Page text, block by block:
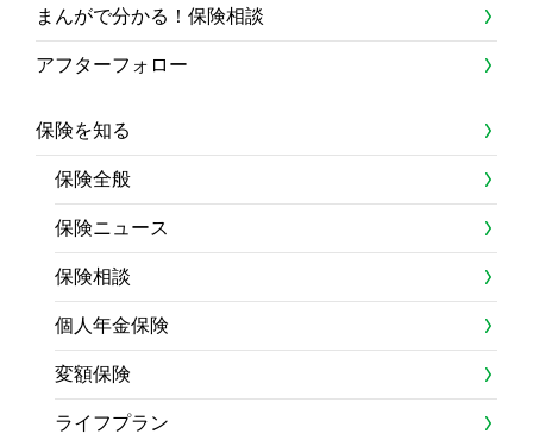
まんがで分かる！保険相談
アフターフォロー
保険を知る
保険全般
保険ニュース
保険相談
個人年金保険
変額保険
ライフプラン